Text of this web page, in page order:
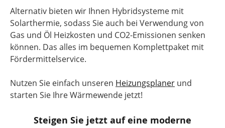
Alternativ bieten wir Ihnen Hybridsysteme mit
Solarthermie, sodass Sie auch bei Verwendung von
Gas und Öl Heizkosten und CO2-Emissionen senken
können. Das alles im bequemen Komplettpaket mit
Fördermittelservice.
Nutzen Sie einfach unseren Heizungsplaner und
starten Sie Ihre Wärmewende jetzt!
Steigen Sie jetzt auf eine moderne